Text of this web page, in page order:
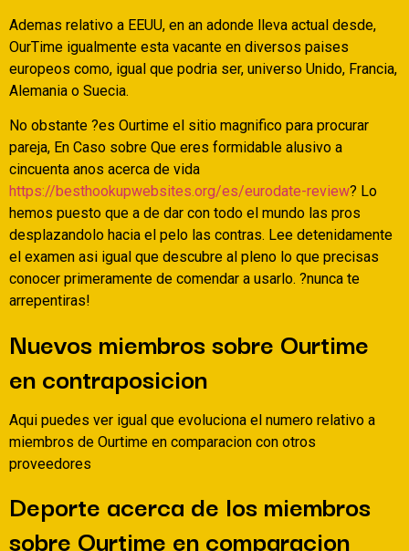
Ademas relativo a EEUU, en an adonde lleva actual desde,
OurTime igualmente esta vacante en diversos paises
europeos como, igual que podri­a ser, universo Unido, Francia,
Alemania o Suecia.
No obstante ?es Ourtime el sitio magnifico para procurar
pareja, En Caso sobre Que eres formidable alusivo a
cincuenta anos acerca de vida
https://besthookupwebsites.org/es/eurodate-review? Lo
hemos puesto que a de dar con todo el mundo las pros
desplazandolo hacia el pelo las contras. Lee detenidamente
el examen asi­ igual que descubre al pleno lo que precisas
conocer primeramente de comendar a usarlo. ?nunca te
arrepentiras!
Nuevos miembros sobre Ourtime
en contraposicion
Aqui puedes ver igual que evoluciona el numero relativo a
miembros de Ourtime en comparacion con otros
proveedores
Deporte acerca de los miembros
sobre Ourtime en comparacion